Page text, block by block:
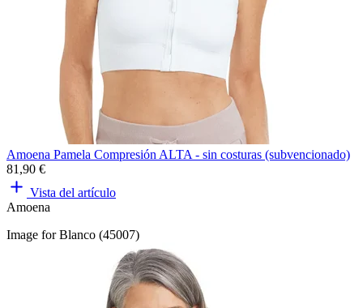
Amoena Pamela Compresión ALTA - sin costuras (subvencionado)
81,90 €
Vista del artículo
Amoena
Image for Blanco (45007)